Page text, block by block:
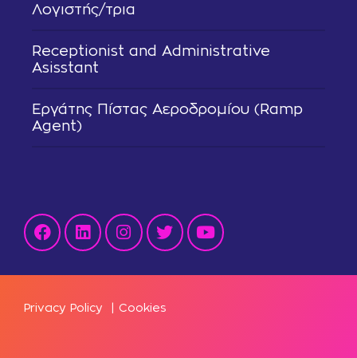
Λογιστής/τρια
Receptionist and Administrative
Asisstant
Εργάτης Πίστας Αεροδρομίου (Ramp
Agent)
Privacy Policy | Cookies